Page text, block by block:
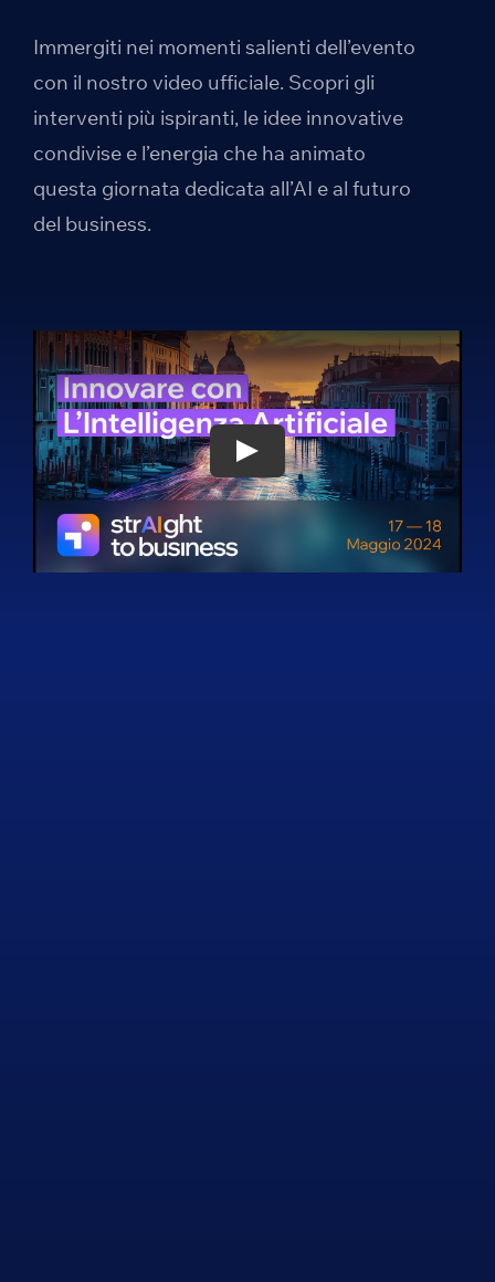
Immergiti nei momenti salienti dell’evento
con il nostro video ufficiale. Scopri gli
interventi più ispiranti, le idee innovative
condivise e l’energia che ha animato
questa giornata dedicata all’AI e al futuro
del business.